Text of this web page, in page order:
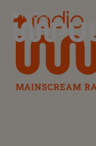
Radio Impuls